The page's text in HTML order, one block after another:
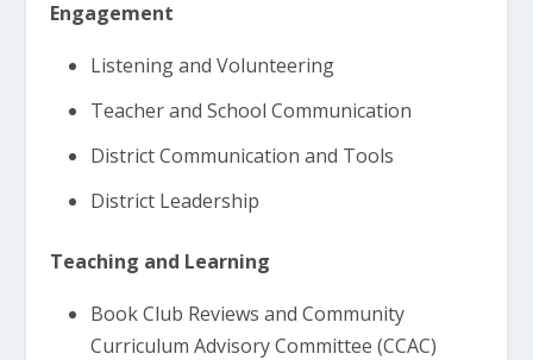
Engagement
Listening and Volunteering
Teacher and School Communication
District Communication and Tools
District Leadership
Teaching and Learning
Book Club Reviews and Community
Curriculum Advisory Committee (CCAC)